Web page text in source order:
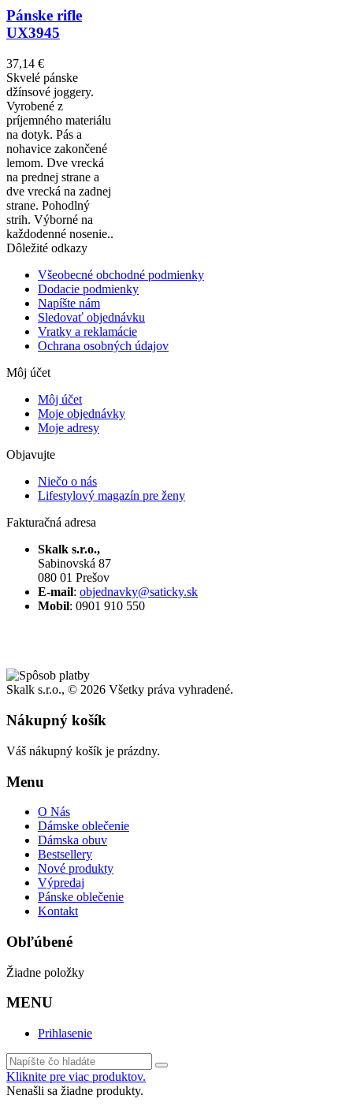
Pánske rifle
UX3945
37,14 €
Skvelé pánske
džínsové joggery.
Vyrobené z
príjemného materiálu
na dotyk. Pás a
nohavice zakončené
lemom. Dve vrecká
na prednej strane a
dve vrecká na zadnej
strane. Pohodlný
strih. Výborné na
každodenné nosenie..
Dôležité odkazy
Všeobecné obchodné podmienky
Dodacie podmienky
Napíšte nám
Sledovať objednávku
Vratky a reklamácie
Ochrana osobných údajov
Môj účet
Môj účet
Moje objednávky
Moje adresy
Objavujte
Niečo o nás
Lifestylový magazín pre ženy
Fakturačná adresa
Skalk s.r.o.,
Sabinovská 87
080 01 Prešov
E-mail: objednavky@saticky.sk
Mobil: 0901 910 550
Skalk s.r.o., © 2026 Všetky práva vyhradené.
Nákupný košík
Váš nákupný košík je prázdny.
Menu
O Nás
Dámske oblečenie
Dámska obuv
Bestsellery
Nové produkty
Výpredaj
Pánske oblečenie
Kontakt
Obľúbené
Žiadne položky
MENU
Prihlasenie
Kliknite pre viac produktov.
Nenašli sa žiadne produkty.